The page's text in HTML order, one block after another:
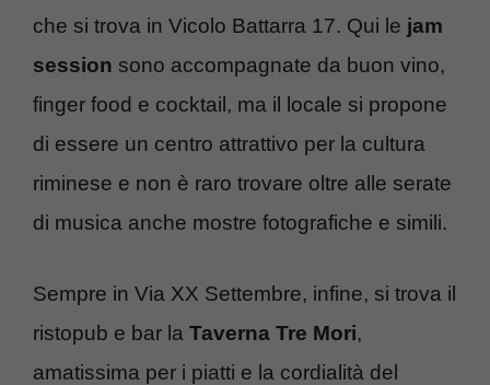
che si trova in Vicolo Battarra 17. Qui le jam
session sono accompagnate da buon vino,
finger food e cocktail, ma il locale si propone
di essere un centro attrattivo per la cultura
riminese e non è raro trovare oltre alle serate
di musica anche mostre fotografiche e simili.
Sempre in Via XX Settembre, infine, si trova il
ristopub e bar la Taverna Tre Mori,
amatissima per i piatti e la cordialità del